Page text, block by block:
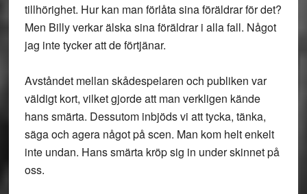
tillhörighet. Hur kan man förlåta sina föräldrar för det?
Men Billy verkar älska sina föräldrar i alla fall. Något
jag inte tycker att de förtjänar.
Avståndet mellan skådespelaren och publiken var
väldigt kort, vilket gjorde att man verkligen kände
hans smärta. Dessutom inbjöds vi att tycka, tänka,
säga och agera något på scen. Man kom helt enkelt
inte undan. Hans smärta kröp sig in under skinnet på
oss.